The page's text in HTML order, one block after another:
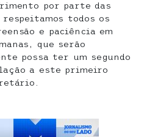
por parte das
todos os
e paciência em
que serão
possa ter um segundo
a este primeiro